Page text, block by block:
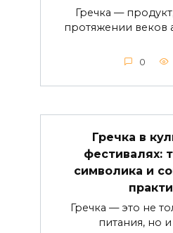
Гречка —
протяжении веков
0
Гречка в
фестивалях:
символика и
Гречка — это не
питания, но